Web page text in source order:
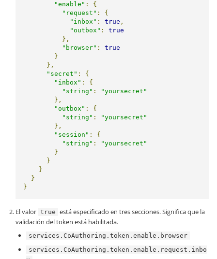
"enable" :
{
"request" :
{
"inbox" : true ,
"outbox" :
true
},
"browser" :
true
}
},
"secret" :
{
"inbox" :
{
"string" :
"yoursecret"
},
"outbox" :
{
"string" :
"yoursecret"
},
"session" :
{
"string" :
"yoursecret"
}
}
}
}
}
El valor true está especificado en tres secciones. Significa que la
validación del token está habilitada.
services.CoAuthoring.token.enable.browser
services.CoAuthoring.token.enable.request.inbo